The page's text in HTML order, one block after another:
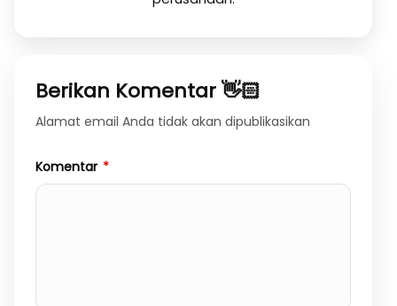
Berikan Komentar 👋🏻
Alamat email Anda tidak akan dipublikasikan
Komentar *